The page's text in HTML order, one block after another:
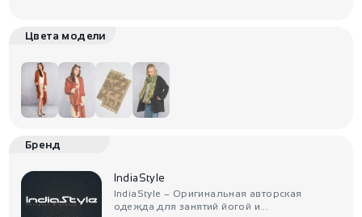
Цвета модели
Бренд
IndiaStyle
IndiaStyle – Оригинальная авторская
одежда для занятий йогой и...